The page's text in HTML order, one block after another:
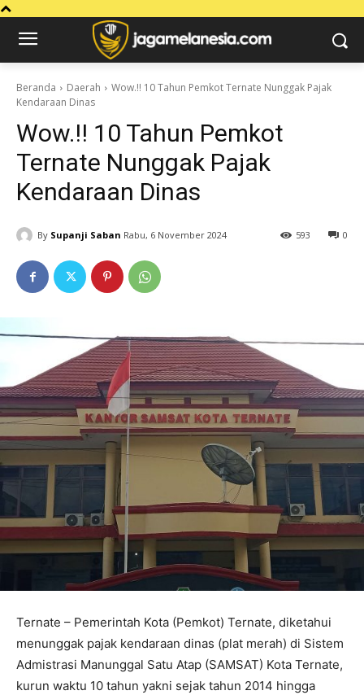
Beranda Daerah
Wow.!! 10 Tahun Pemkot Ternate Nunggak Pajak
Kendaraan Dinas
Wow.!! 10 Tahun Pemkot
Ternate Nunggak Pajak
Kendaraan Dinas
By Supanji Saban Rabu, 6 November 2024 0
593
Ternate – Pemerintah Kota (Pemkot) Ternate, diketahui
menunggak pajak kendaraan dinas (plat merah) di Sistem
Admistrasi Manunggal Satu Atap (SAMSAT) Kota Ternate,
kurun waktu 10 tahun yakni sejak tahun 2014 hingga